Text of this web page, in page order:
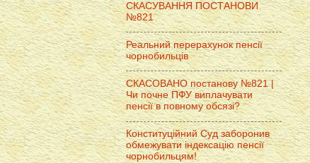
СКАСУВАННЯ ПОСТАНОВИ
№821
Реальний перерахунок пенсії
чорнобильців
СКАСОВАНО постанову №821 |
Чи почне ПФУ виплачувати
пенсії в повному обсязі?
Конституційний Суд заборонив
обмежувати індексацію пенсії
чорнобильцям!